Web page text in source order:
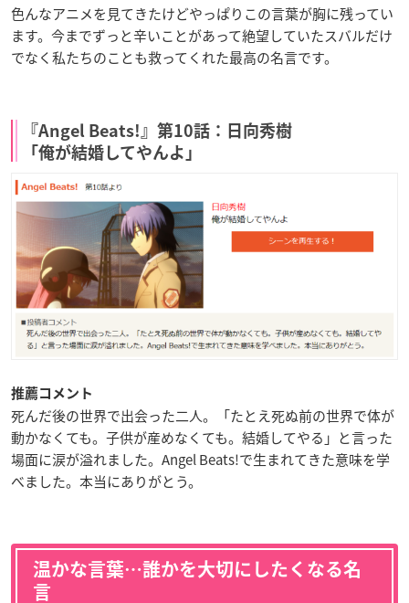
色んなアニメを見てきたけどやっぱりこの言葉が胸に残ってい
ます。今までずっと辛いことがあって絶望していたスバルだけ
でなく私たちのことも救ってくれた最高の名言です。
『Angel Beats!』第10話：日向秀樹
「俺が結婚してやんよ」
推薦コメント
死んだ後の世界で出会った二人。「たとえ死ぬ前の世界で体が
動かなくても。子供が産めなくても。結婚してやる」と言った
場面に涙が溢れました。Angel Beats!で生まれてきた意味を学
べました。本当にありがとう。
温かな言葉…誰かを大切にしたくなる名
言